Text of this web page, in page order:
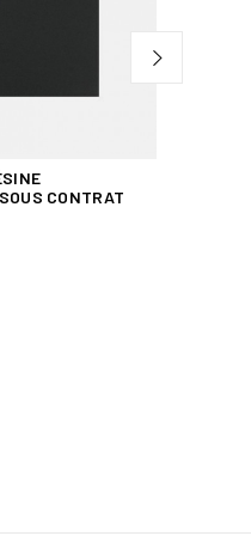
CONTRAT